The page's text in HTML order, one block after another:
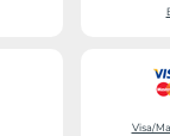
Visa/